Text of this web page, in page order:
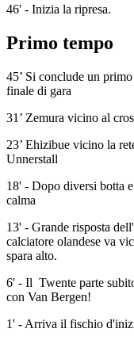
46' - Inizia la ripresa.
Primo tempo
45’ Si conclude un
finale di gara
31’ Zemura vicino al
23’ Ehizibue vicino la
Unnerstall
18' - Dopo diversi botta
calma
13' - Grande risposta
calciatore olandese va
spara alto.
6' - Il Twente parte
con Van Bergen!
1' - Arriva il fischio